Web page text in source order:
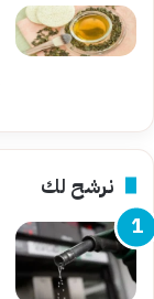
نرشح لك